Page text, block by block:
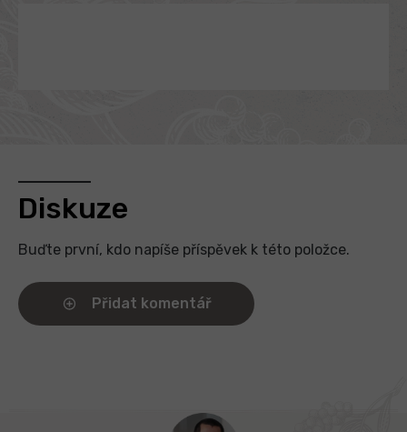
Diskuze
Buďte první, kdo napíše příspěvek k této položce.
Přidat komentář